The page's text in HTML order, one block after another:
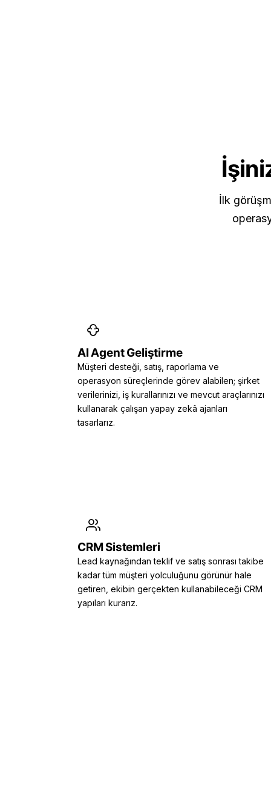
İlk
AI Agent Geliştirme
Müşteri desteği, satış, raporlama ve
operasyon süreçlerinde görev alabilen; şirket
verilerinizi, iş kurallarınızı ve mevcut araçlarınızı
kullanarak çalışan yapay zekâ ajanları
tasarlarız.
CRM Sistemleri
Lead kaynağından teklif ve satış sonrası takibe
kadar tüm müşteri yolculuğunu görünür hale
getiren, ekibin gerçekten kullanabileceği CRM
yapıları kurarız.